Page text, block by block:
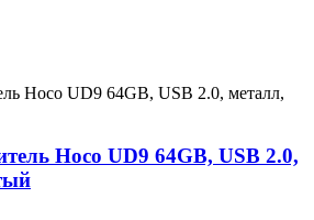
Hoco UD9 64GB, USB 2.0,